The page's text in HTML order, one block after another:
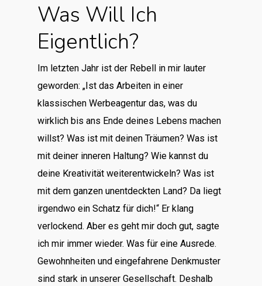
Was Will Ich
Eigentlich?
Im letzten Jahr ist der Rebell in mir lauter
geworden: „Ist das Arbeiten in einer
klassischen Werbeagentur das, was du
wirklich bis ans Ende deines Lebens machen
willst? Was ist mit deinen Träumen? Was ist
mit deiner inneren Haltung? Wie kannst du
deine Kreativität weiterentwickeln? Was ist
mit dem ganzen unentdeckten Land? Da liegt
irgendwo ein Schatz für dich!“ Er klang
verlockend. Aber es geht mir doch gut, sagte
ich mir immer wieder. Was für eine Ausrede.
Gewohnheiten und eingefahrene Denkmuster
sind stark in unserer Gesellschaft. Deshalb